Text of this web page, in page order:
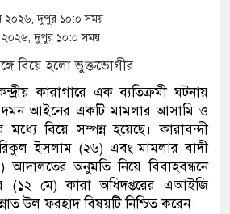
দুপুর ১০:০ সময়
দুপুর ১০:০ সময়
কারাগারে এক ব্যতিক্রমী ঘটনায়
দমন আইনের একটি মামলার আসামি ও
বিয়ে সম্পন্ন হয়েছে। কারাবন্দী
ইসলাম (২৬) এবং মামলার বাদী
আদালতের অনুমতি নিয়ে বিবাহবন্ধনে
(১২ মে) কারা অধিদপ্তরের এআইজি
উল ফরহাদ বিষয়টি নিশ্চিত করেন।